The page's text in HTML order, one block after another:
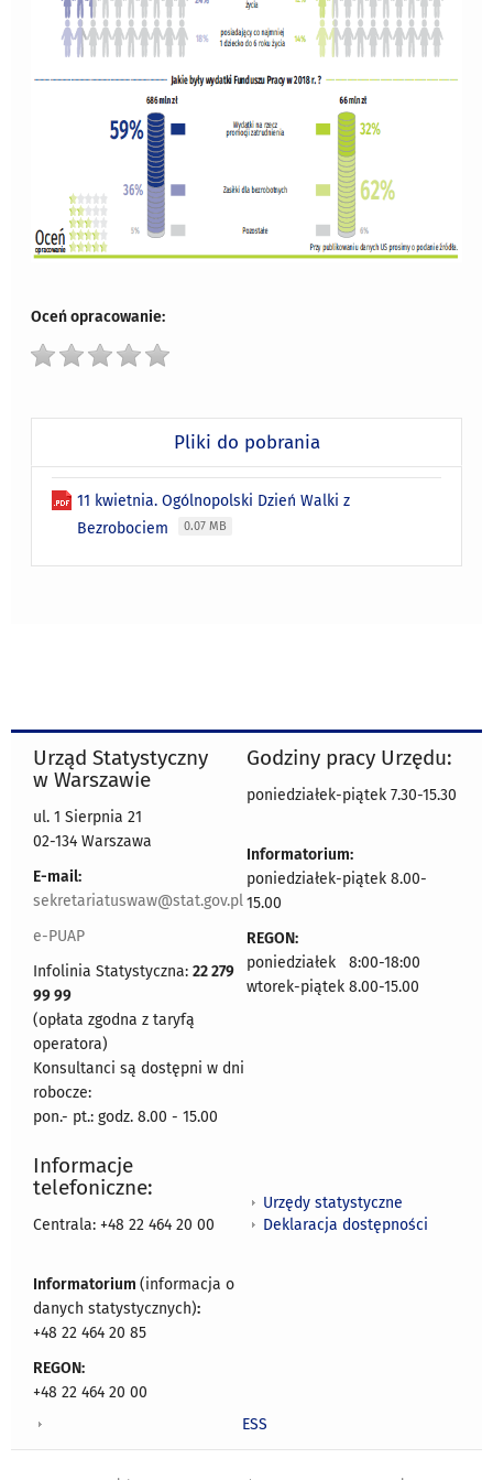
Oceń opracowanie:
Pliki do pobrania
11 kwietnia. Ogólnopolski Dzień Walki z
Bezrobociem
0.07 MB
Urząd Statystyczny
w Warszawie
ul. 1 Sierpnia 21
02-134 Warszawa
E-mail:
sekretariatuswaw@stat.gov.pl
e-PUAP
Infolinia Statystyczna: 22 279
99 99
(opłata zgodna z taryfą
operatora)
Konsultanci są dostępni w dni
robocze:
pon.- pt.: godz. 8.00 - 15.00
Godziny pracy Urzędu:
poniedziałek-piątek 7.30-15.30
Informatorium:
poniedziałek-piątek 8.00-
15.00
REGON:
poniedziałek 8:00-18:00
wtorek-piątek 8.00-15.00
Informacje
telefoniczne:
Centrala: +48 22 464 20 00
Informatorium (informacja o
danych statystycznych):
+48 22 464 20 85
REGON:
+48 22 464 20 00
Urzędy statystyczne
Deklaracja dostępności
ESS